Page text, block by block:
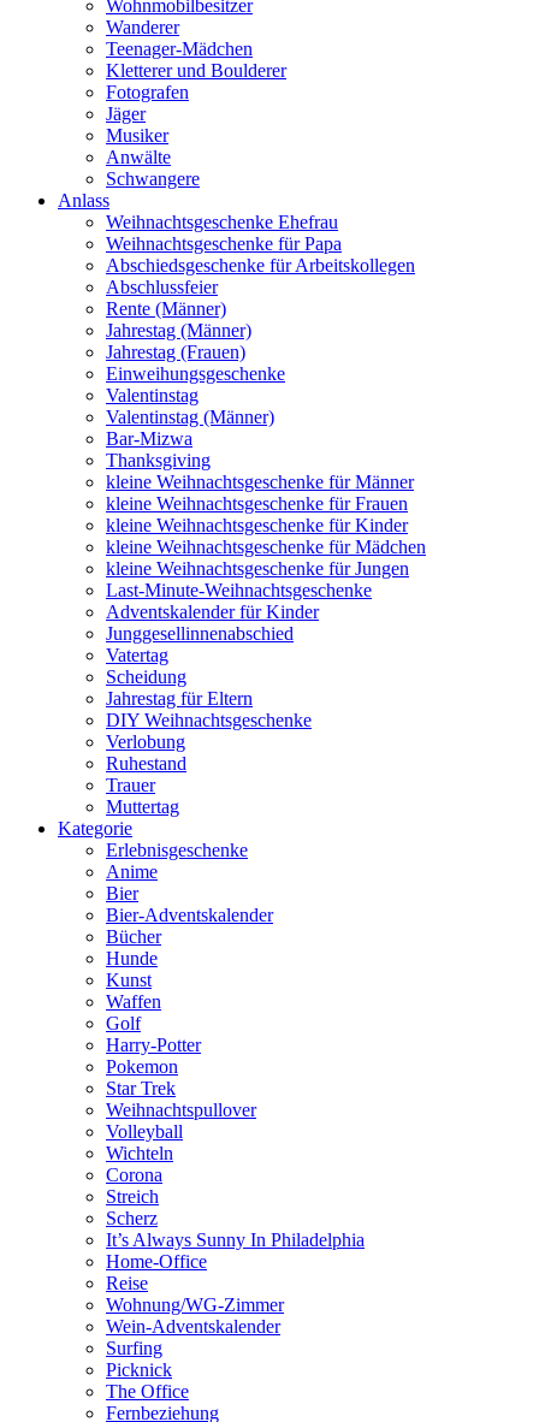
Wohnmobilbesitzer
Wanderer
Teenager-Mädchen
Kletterer und Boulderer
Fotografen
Jäger
Musiker
Anwälte
Schwangere
Anlass
Weihnachtsgeschenke Ehefrau
Weihnachtsgeschenke für Papa
Abschiedsgeschenke für Arbeitskollegen
Abschlussfeier
Rente (Männer)
Jahrestag (Männer)
Jahrestag (Frauen)
Einweihungsgeschenke
Valentinstag
Valentinstag (Männer)
Bar-Mizwa
Thanksgiving
kleine Weihnachtsgeschenke für Männer
kleine Weihnachtsgeschenke für Frauen
kleine Weihnachtsgeschenke für Kinder
kleine Weihnachtsgeschenke für Mädchen
kleine Weihnachtsgeschenke für Jungen
Last-Minute-Weihnachtsgeschenke
Adventskalender für Kinder
Junggesellinnenabschied
Vatertag
Scheidung
Jahrestag für Eltern
DIY Weihnachtsgeschenke
Verlobung
Ruhestand
Trauer
Muttertag
Kategorie
Erlebnisgeschenke
Anime
Bier
Bier-Adventskalender
Bücher
Hunde
Kunst
Waffen
Golf
Harry-Potter
Pokemon
Star Trek
Weihnachtspullover
Volleyball
Wichteln
Corona
Streich
Scherz
It’s Always Sunny In Philadelphia
Home-Office
Reise
Wohnung/WG-Zimmer
Wein-Adventskalender
Surfing
Picknick
The Office
Fernbeziehung